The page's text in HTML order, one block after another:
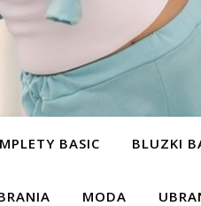
BASIC BLUZKI
MODA